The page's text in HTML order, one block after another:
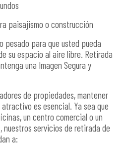
paisajismo o construcción
pesado para que usted pueda
su espacio al aire libre. Retirada
una Imagen Segura y
de propiedades, mantener
es esencial. Ya sea que
un centro comercial o un
servicios de retirada de
a: